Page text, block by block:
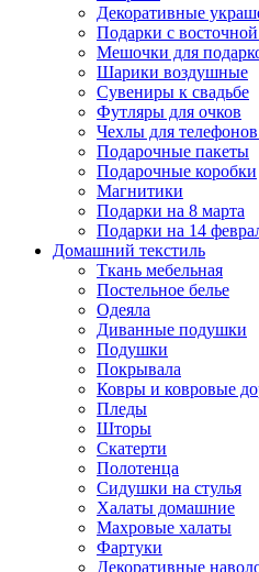
Декоративные
Подарки с
Мешочки для
Шарики воздушные
Сувениры к свадьбе
Футляры для очков
Чехлы для
Подарочные пакеты
Подарочные коробки
Магнитики
Подарки на 8 марта
Подарки на 14
Домашний текстиль
Ткань мебельная
Постельное белье
Одеяла
Диванные подушки
Подушки
Покрывала
Ковры и ковровые
Пледы
Шторы
Скатерти
Полотенца
Сидушки на стулья
Халаты домашние
Махровые халаты
Фартуки
Декоративные